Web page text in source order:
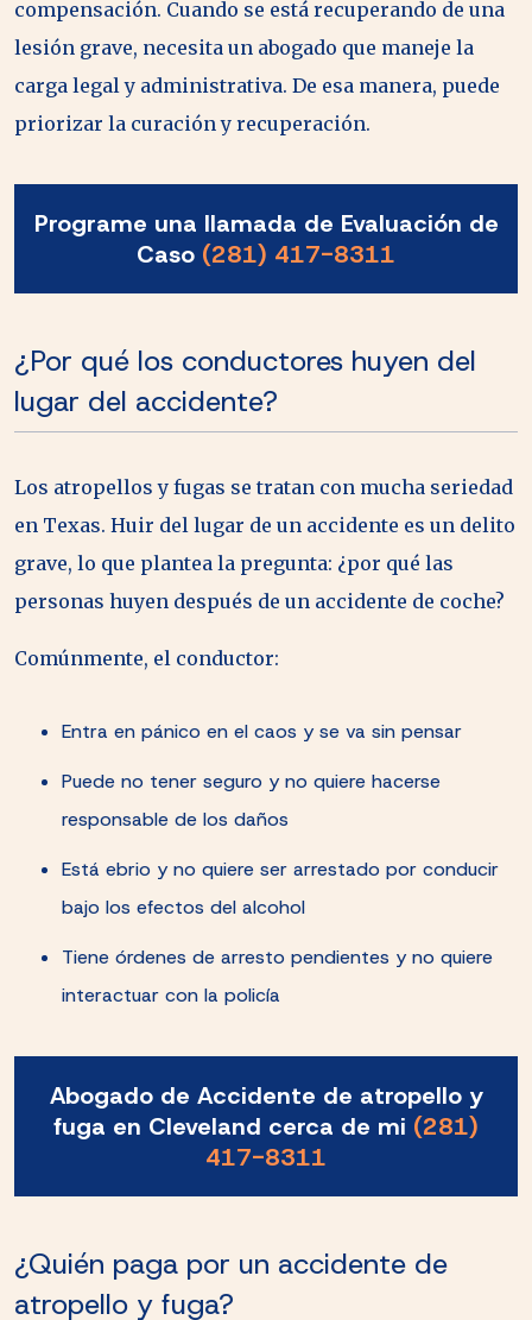
compensación. Cuando se está recuperando de una
lesión grave, necesita un abogado que maneje la
carga legal y administrativa. De esa manera, puede
priorizar la curación y recuperación.
Programe una llamada de Evaluación de
Caso (281) 417-8311
¿Por qué los conductores huyen del
lugar del accidente?
Los atropellos y fugas se tratan con mucha seriedad
en Texas. Huir del lugar de un accidente es un delito
grave, lo que plantea la pregunta: ¿por qué las
personas huyen después de un accidente de coche?
Comúnmente, el conductor:
Entra en pánico en el caos y se va sin pensar
Puede no tener seguro y no quiere hacerse
responsable de los daños
Está ebrio y no quiere ser arrestado por conducir
bajo los efectos del alcohol
Tiene órdenes de arresto pendientes y no quiere
interactuar con la policía
Abogado de Accidente de atropello y
fuga en Cleveland cerca de mi (281)
417-8311
¿Quién paga por un accidente de
atropello y fuga?